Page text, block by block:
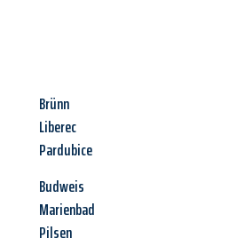
Brünn
Liberec
Pardubice
Budweis
Marienbad
Pilsen